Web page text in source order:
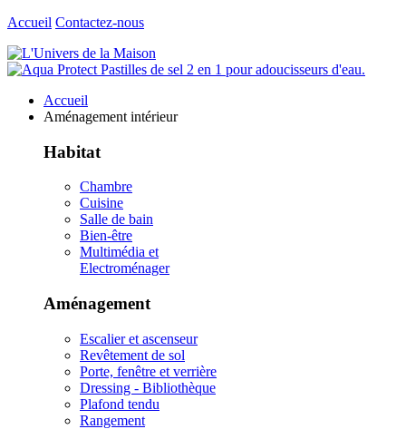
Accueil Contactez-nous
Accueil
Aménagement intérieur
Habitat
Chambre
Cuisine
Salle de bain
Bien-être
Multimédia et
Electroménager
Aménagement
Escalier et ascenseur
Revêtement de sol
Porte, fenêtre et verrière
Dressing - Bibliothèque
Plafond tendu
Rangement